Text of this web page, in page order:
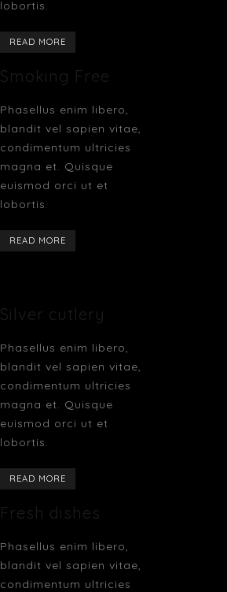
lobortis.
READ MORE
Smoking Free
Phasellus enim libero,
blandit vel sapien vitae,
condimentum ultricies
magna et. Quisque
euismod orci ut et
lobortis.
READ MORE
Silver cutlery
Phasellus enim libero,
blandit vel sapien vitae,
condimentum ultricies
magna et. Quisque
euismod orci ut et
lobortis.
READ MORE
Fresh dishes
Phasellus enim libero,
blandit vel sapien vitae,
condimentum ultricies